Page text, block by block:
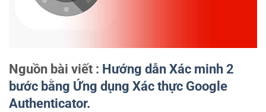
Nguồn bài viết : Hướng dẫn Xác minh 2
bước bằng Ứng dụng Xác thực Google
Authenticator.